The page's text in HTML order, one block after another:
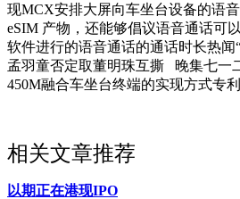
现MCX安排大屏向车坐台设备的语音
eSIM 产物，还能够倡议语音通话可
软件进行的语音通话的通话时长热闻
孟羽童否定取董明珠互撕 晚集七一
450M融合车坐台终端的实现方式专利
相关文章推荐
以期正在港现IPO